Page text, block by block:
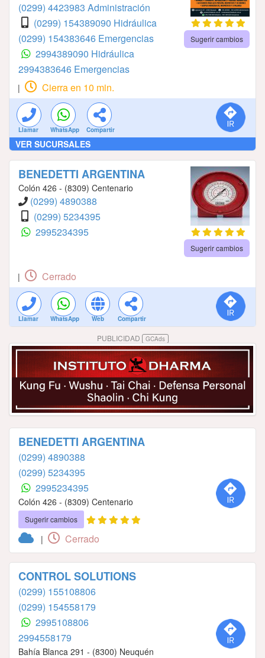
(0299) 4423983 Administración
(0299) 154389090 Hidráulica
(0299) 154383646 Emergencias
2994389090 Hidráulica
2994383646 Emergencias
Sugerir cambios
| Cierra en 10 min.
Llamar WhatsApp Compartir
VER SUCURSALES
BENEDETTI ARGENTINA
Colón 426 - (8309) Centenario
(0299) 4890388
(0299) 5234395
2995234395
Sugerir cambios
| Cerrado
Llamar WhatsApp Web Compartir
PUBLICIDAD GCAds
BENEDETTI ARGENTINA
(0299) 4890388
(0299) 5234395
2995234395
Colón 426 - (8309) Centenario
Sugerir cambios
| Cerrado
CONTROL SOLUTIONS
(0299) 155108806
(0299) 154558179
2995108806
2994558179
Bahía Blanca 291 - (8300) Neuquén